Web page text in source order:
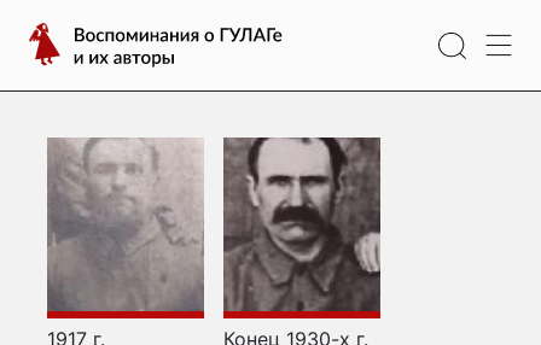
содержимому
Воспоминания
о
ГУЛАГе
авторы
1917 г. Конец 1930-х г.